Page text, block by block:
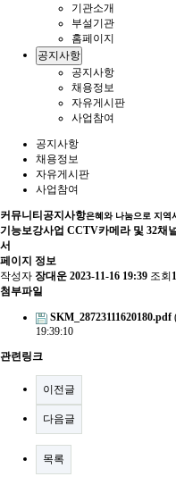
기관소개
부설기관
홈페이지
공지사항
공지사항
채용정보
자유게시판
사업참여
공지사항
채용정보
자유게시판
사업참여
커뮤니티 공지사항은혜와 나눔으로 지역
기능보강사업 CCTV카메라 및 32채
서
페이지 정보
작성자 장대운 2023-11-16 19:39 조회
첨부파일
SKM_28723111620180.pdf
19:39:10
관련링크
이전글
다음글
목록